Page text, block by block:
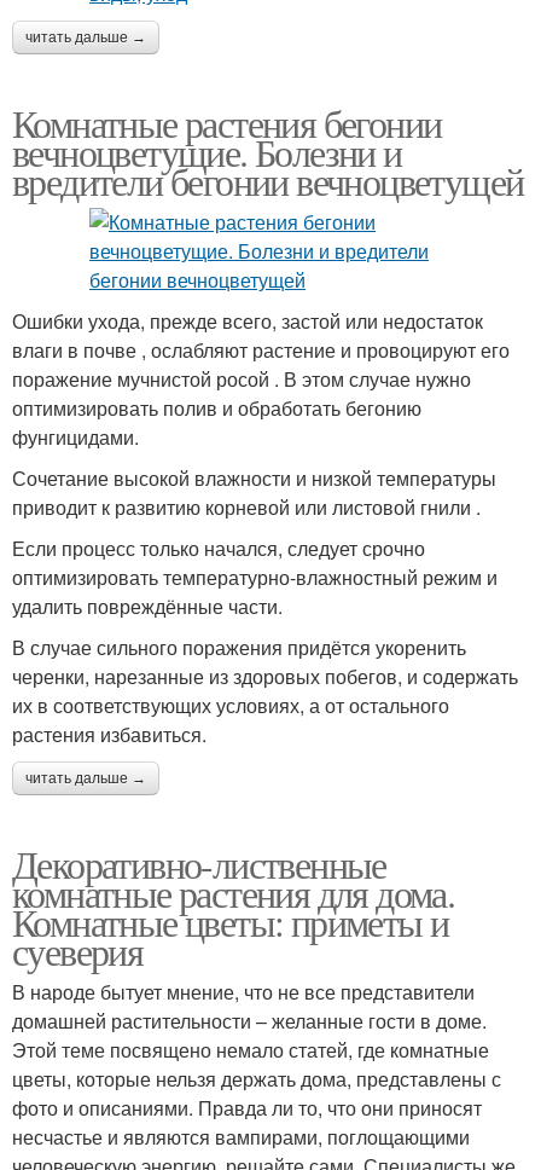
читать дальше →
Комнатные растения бегонии
вечноцветущие. Болезни и
вредители бегонии вечноцветущей
Ошибки ухода, прежде всего, застой или недостаток
влаги в почве , ослабляют растение и провоцируют его
поражение мучнистой росой . В этом случае нужно
оптимизировать полив и обработать бегонию
фунгицидами.
Сочетание высокой влажности и низкой температуры
приводит к развитию корневой или листовой гнили .
Если процесс только начался, следует срочно
оптимизировать температурно-влажностный режим и
удалить повреждённые части.
В случае сильного поражения придётся укоренить
черенки, нарезанные из здоровых побегов, и содержать
их в соответствующих условиях, а от остального
растения избавиться.
читать дальше →
Декоративно-лиственные
комнатные растения для дома.
Комнатные цветы: приметы и
суеверия
В народе бытует мнение, что не все представители
домашней растительности – желанные гости в доме.
Этой теме посвящено немало статей, где комнатные
цветы, которые нельзя держать дома, представлены с
фото и описаниями. Правда ли то, что они приносят
несчастье и являются вампирами, поглощающими